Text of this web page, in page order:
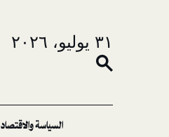
٣١ يوليو، ٢٠٢٦
السياسة والاقتصاد